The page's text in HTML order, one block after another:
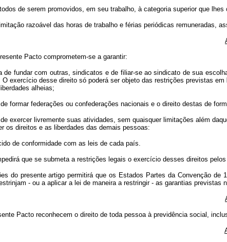
de serem promovidos, em seu trabalho, à categoria superior que
razoável das horas de trabalho e férias periódicas remuneradas,
Pacto comprometem-se a garantir:
de fundar com outras, sindicatos e de filiar-se ao sindicato de sua
exercício desse direito só poderá ser objeto das restrições previstas
alheias;
formar federações ou confederações nacionais e o direito destas de
exercer livremente suas atividades, sem quaisquer limitações além
os direitos e as liberdades das demais pessoas:
de conformidade com as leis de cada país.
que se submeta a restrições legais o exercício desses direitos
do presente artigo permitirá que os Estados Partes da Convenção
- ou a aplicar a lei de maneira a restringir - as garantias previstas
Pacto reconhecem o direito de toda pessoa à previdência social,